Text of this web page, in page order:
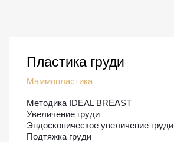
Пластика груди
Маммопластика
Методика IDEAL BREAST
Увеличение груди
Эндоскопическое увеличение груди
Подтяжка груди